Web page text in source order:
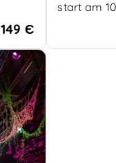
149 Є
Riten der
start am
Das
mit dem